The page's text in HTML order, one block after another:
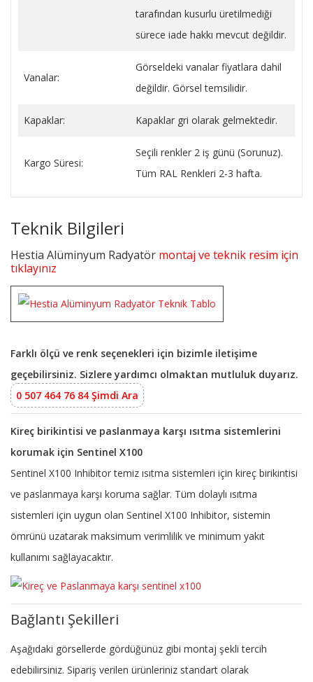
tarafından kusurlu üretilmediği
sürece iade hakkı mevcut değildir.
Vanalar:
Görseldeki vanalar fiyatlara dahil
değildir. Görsel temsilidir.
Kapaklar: Kapaklar gri olarak gelmektedir.
Kargo Süresi:
Seçili renkler 2 iş günü (Sorunuz).
Tüm RAL Renkleri 2-3 hafta.
Teknik Bilgileri
Hestia Alüminyum Radyatör montaj ve teknik resim için
tıklayınız
Farklı ölçü ve renk seçenekleri için bizimle iletişime
geçebilirsiniz. Sizlere yardımcı olmaktan mutluluk duyarız.
0 507 464 76 84 Şimdi Ara
Kireç birikintisi ve paslanmaya karşı ısıtma sistemlerini
korumak için Sentinel X100
Sentinel X100 Inhibitor temiz ısıtma sistemleri için kireç birikintisi
ve paslanmaya karşı koruma sağlar. Tüm dolaylı ısıtma
sistemleri için uygun olan Sentinel X100 Inhibitor, sistemin
ömrünü uzatarak maksimum verimlilik ve minimum yakıt
kullanımı sağlayacaktır.
Bağlantı Şekilleri
Aşağıdaki görsellerde gördüğünüz gibi montaj şekli tercih
edebilirsiniz. Sipariş verilen ürünleriniz standart olarak